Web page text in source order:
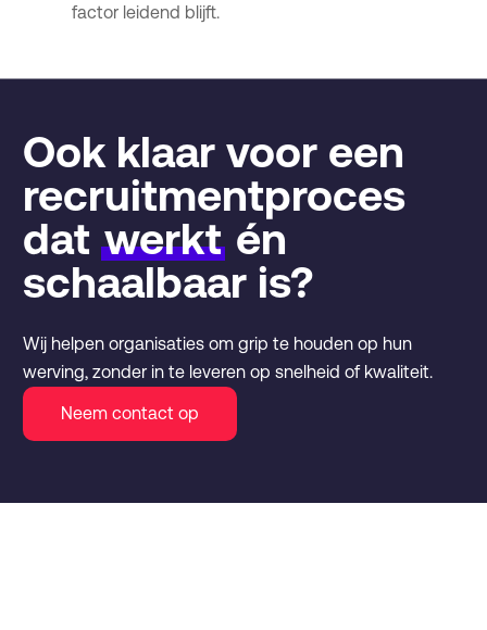
factor leidend blijft.
Ook klaar voor een
recruitmentproces
datwerkt én
schaalbaar is?
Wij helpen organisaties om grip te houden op hun
werving, zonder in te leveren op snelheid of kwaliteit.
Neem contact op